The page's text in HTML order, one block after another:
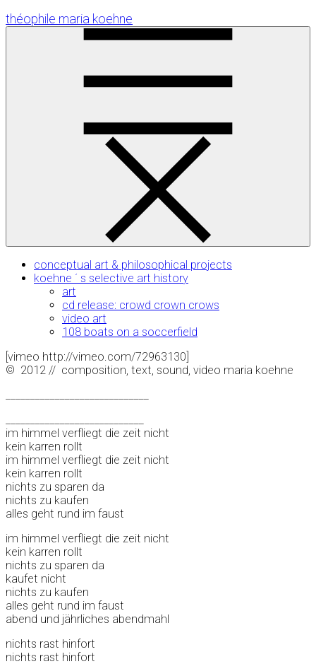
Skip
to
théophile maria koehne
conceptual art & philosophical projects
koehne ´ s selective art history
art
cd release: crowd crown crows
video art
108 boats on a soccerfield
[vimeo http://vimeo.com/72963130]
© 2012 // composition, text, sound, video maria koehne
im himmel verfliegt die zeit nicht
kein karren rollt
im himmel verfliegt die zeit nicht
kein karren rollt
nichts zu sparen da
nichts zu kaufen
alles geht rund im faust
im himmel verfliegt die zeit nicht
kein karren rollt
nichts zu sparen da
kaufet nicht
nichts zu kaufen
alles geht rund im faust
abend und jährliches abendmahl
nichts rast hinfort
nichts rast hinfort